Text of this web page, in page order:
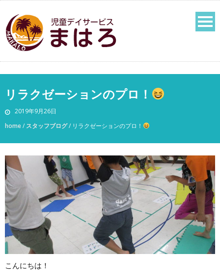
リラクゼーションのプロ！
2019年9月26日
home/ スタッフブログ/ リラクゼーションのプロ！
こんにちは！